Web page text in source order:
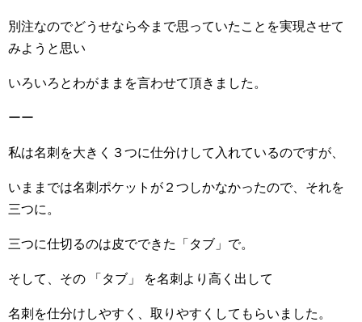
別注なのでどうせなら今まで思っていたことを実現させて
みようと思い
いろいろとわがままを言わせて頂きました。
ーー
私は名刺を大きく３つに仕分けして入れているのですが、
いままでは名刺ポケットが２つしかなかったので、それを
三つに。
三つに仕切るのは皮でできた「タブ」で。
そして、その 「タブ」 を名刺より高く出して
名刺を仕分けしやすく、取りやすくしてもらいました。